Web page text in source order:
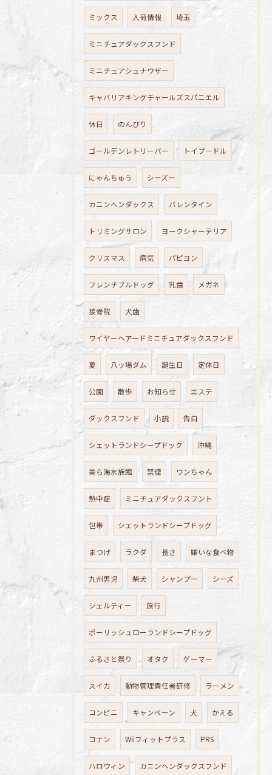
ミックス 入荷情報 埼玉
ミニチュアダックスフンド
ミニチュアシュナウザー
キャバリアキングチャールズスパニエル
休日 のんびり
ゴールデンレトリーバー トイプードル
にゃんちゅう シーズー
カニンヘンダックス バレンタイン
トリミングサロン ヨークシャーテリア
クリスマス 病気 パピヨン
フレンチブルドッグ 乳歯 メガネ
接骨院 犬歯
ワイヤーヘアードミニチュアダックスフンド
夏 八ッ場ダム 誕生日 定休日
公園 散歩 お知らせ エステ
ダックスフンド 小説 告白
シェットランドシープドック 沖縄
美ら海水族館 禁煙 ワンちゃん
熱中症 ミニチュアダックスフント
包帯 シェットランドシープドッグ
まつげ ラクダ 長さ 嫌いな食べ物
九州男児 柴犬 シャンプー シーズ
シェルティー 旅行
ポーリッシュローランドシープドッグ
ふるさと祭り オタク ゲーマー
スイカ 動物管理責任者研修 ラーメン
コンビニ キャンペーン 犬 かえる
コナン Wiiフィットプラス PRS
ハロウィン カニンヘンダックスフンド